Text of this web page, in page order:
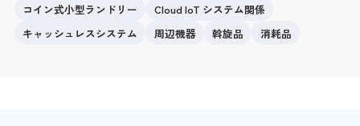
コイン式小型ランドリー
Cloud IoT システム関係
キャッシュレスシステム
周辺機器 斡旋品 消耗品